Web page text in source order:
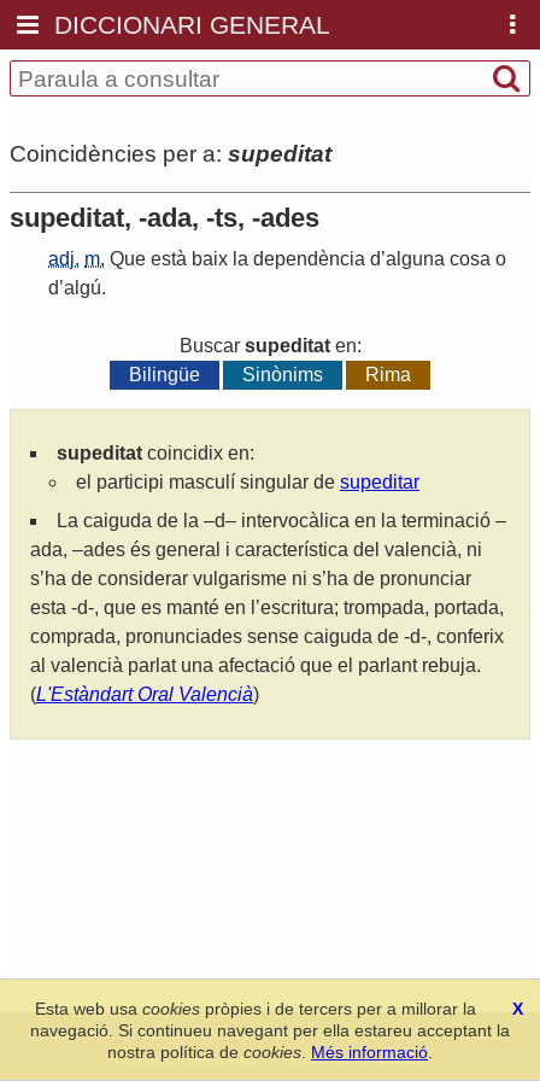
DICCIONARI GENERAL
Coincidències per a: supeditat
supeditat, -ada, -ts, -ades
adj. m. Que està baix la dependència d’alguna cosa o
d’algú.
Buscar supeditaten:
Bilingüe
Sinònims Rima
supeditat coincidix en:
el participi masculí singular de supeditar
La caiguda de la –d– intervocàlica en la terminació –
ada, –ades és general i característica del valencià, ni
s’ha de considerar vulgarisme ni s’ha de pronunciar
esta -d-, que es manté en l’escritura; trompada, portada,
comprada, pronunciades sense caiguda de -d-, conferix
al valencià parlat una afectació que el parlant rebuja.
(L'Estàndart Oral Valencià)
Secció de Llengua i Lliteratura Valencianes-Real Acadèmia de
Cultura Valenciana-Política de privacitat
X
Esta web usacookies pròpies i de tercers per a millorar la
navegació. Si continueu navegant per ella estareu acceptant la
nostra política de cookies Més informació